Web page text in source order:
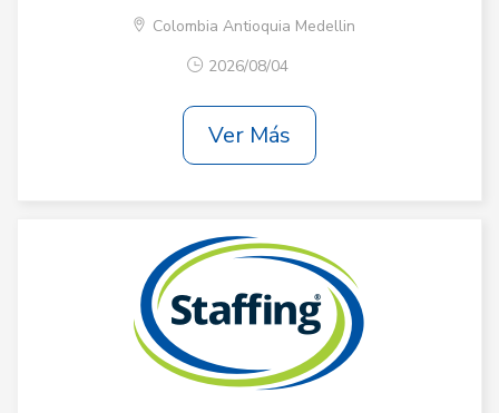
Colombia Antioquia Medellin
2026/08/04
Ver Más